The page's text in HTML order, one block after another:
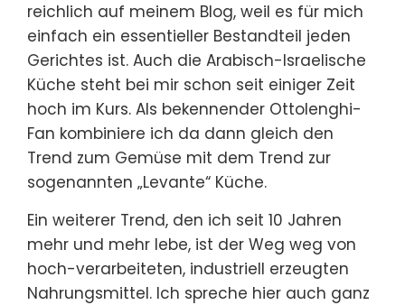
reichlich auf meinem Blog, weil es für mich
einfach ein essentieller Bestandteil jeden
Gerichtes ist. Auch die Arabisch-Israelische
Küche steht bei mir schon seit einiger Zeit
hoch im Kurs. Als bekennender Ottolenghi-
Fan kombiniere ich da dann gleich den
Trend zum Gemüse mit dem Trend zur
sogenannten „Levante“ Küche.
Ein weiterer Trend, den ich seit 10 Jahren
mehr und mehr lebe, ist der Weg weg von
hoch-verarbeiteten, industriell erzeugten
Nahrungsmittel. Ich spreche hier auch ganz